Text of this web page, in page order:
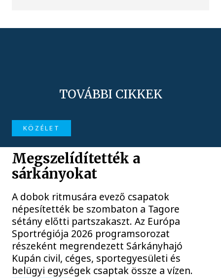
TOVÁBBI CIKKEK
KÖZÉLET
Megszelídítették a
sárkányokat
A dobok ritmusára evező csapatok
népesítették be szombaton a Tagore
sétány előtti partszakaszt. Az Európa
Sportrégiója 2026 programsorozat
részeként megrendezett Sárkányhajó
Kupán civil, céges, sportegyesületi és
belügyi egységek csaptak össze a vízen.